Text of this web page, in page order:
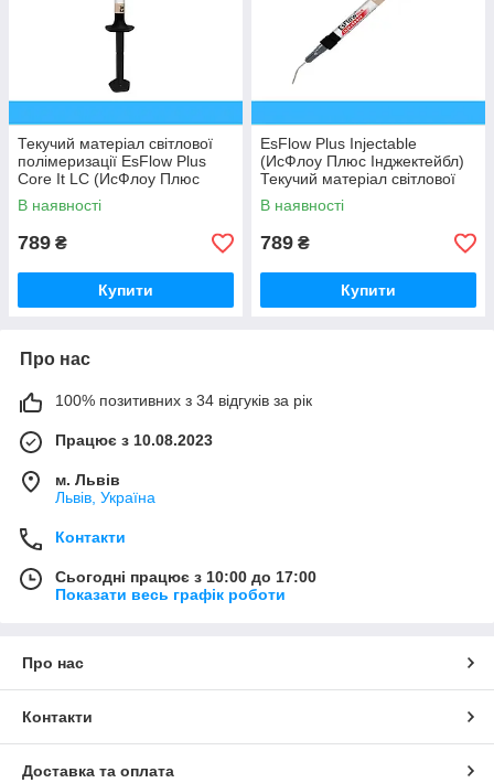
Текучий матеріал світлової
полімеризації EsFlow Plus
Core It LC (ИсФлоу Плюс
Коре-іт ЛС) 2.5г х 2шпр, А2
В наявності
789 ₴
Купити
EsFlow Plus Injectable
(ИсФлоу Плюс Інджектейбл)
Текучий матеріал світлової
полімеризації 2.5г, А3
В наявності
789 ₴
Купити
Про нас
100% позитивних з 34 відгуків за рік
Працює з 10.08.2023
м. Львів
Львів, Україна
Контакти
Сьогодні працює з 10:00 до 17:00
Показати весь графік роботи
Про нас
Контакти
Доставка та оплата